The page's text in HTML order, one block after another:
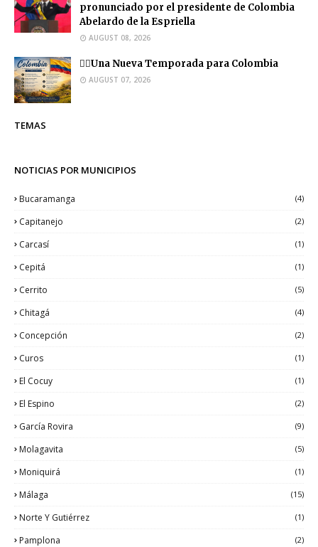
pronunciado por el presidente de Colombia
Abelardo de la Espriella
AUGUST 08, 2026
❤️‍🔥Una Nueva Temporada para Colombia
AUGUST 07, 2026
TEMAS
NOTICIAS POR MUNICIPIOS
Bucaramanga (4)
Capitanejo (2)
Carcasí (1)
Cepitá (1)
Cerrito (5)
Chitagá (4)
Concepción (2)
Curos (1)
El Cocuy (1)
El Espino (2)
García Rovira (9)
Molagavita (5)
Moniquirá (1)
Málaga (15)
Norte Y Gutiérrez (1)
Pamplona (2)